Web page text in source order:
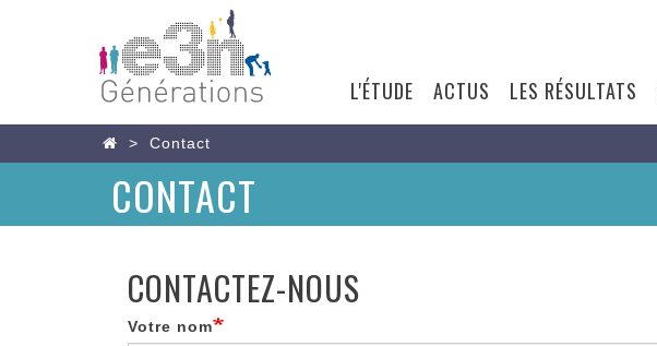
USER
ACCOUNT
MENU MAIN
L'ÉTUDE ACTUS LES RÉSULTATS
HomeContact
CONTACT
CONTACTEZ-NOUS
Votre nom